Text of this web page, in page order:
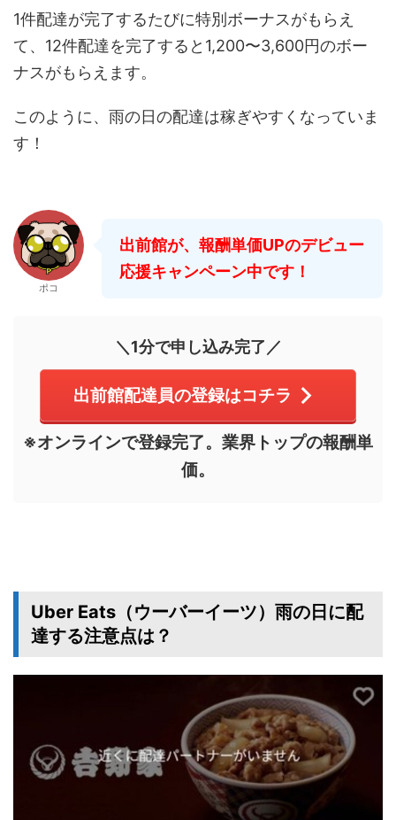
1件配達が完了するたびに特別ボーナスがもらえ
て、12件配達を完了すると1,200〜3,600円のボー
ナスがもらえます。
このように、雨の日の配達は稼ぎやすくなっていま
す！
ポコ
出前館が、報酬単価UPのデビュー
応援キャンペーン中です！
＼1分で申し込み完了／
出前館配達員の登録はコチラ
※オンラインで登録完了。業界トップの報酬単
価。
Uber Eats（ウーバーイーツ）雨の日に配
達する注意点は？